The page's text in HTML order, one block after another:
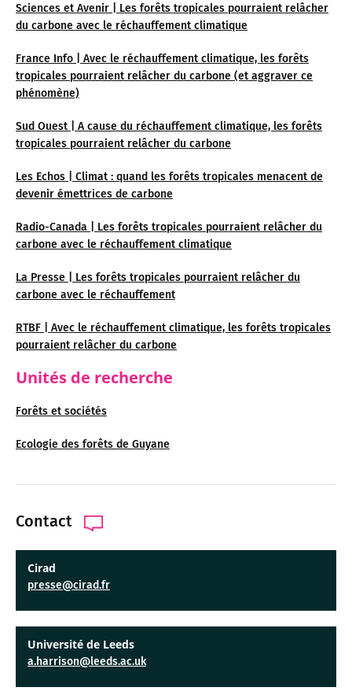
Sciences et Avenir | Les forêts tropicales pourraient relâcher
du carbone avec le réchauffement climatique
France Info | Avec le réchauffement climatique, les forêts
tropicales pourraient relâcher du carbone (et aggraver ce
phénomène)
Sud Ouest | A cause du réchauffement climatique, les forêts
tropicales pourraient relâcher du carbone
Les Echos | Climat : quand les forêts tropicales menacent de
devenir émettrices de carbone
Radio-Canada | Les forêts tropicales pourraient relâcher du
carbone avec le réchauffement climatique
La Presse | Les forêts tropicales pourraient relâcher du
carbone avec le réchauffement
RTBF | Avec le réchauffement climatique, les forêts tropicales
pourraient relâcher du carbone
Unités de recherche
Forêts et sociétés
Ecologie des forêts de Guyane
Contact
Cirad
presse@cirad.fr
Université de Leeds
a.harrison@leeds.ac.uk